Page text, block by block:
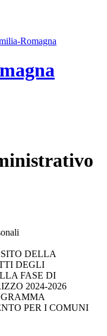
DELLA
DEGLI
FASE DI
2024-2026
PER I COMUNI